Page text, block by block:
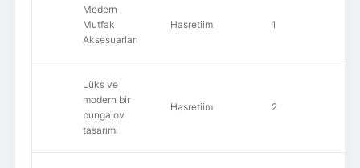
Modern
Mutfak
Aksesuarları
Hasretiim 1
Lüks ve
modern bir
bungalov
tasarımı
Hasretiim 2